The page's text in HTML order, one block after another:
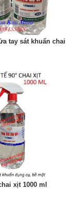
tay sát khuẩn chai
xịt 1000 ml